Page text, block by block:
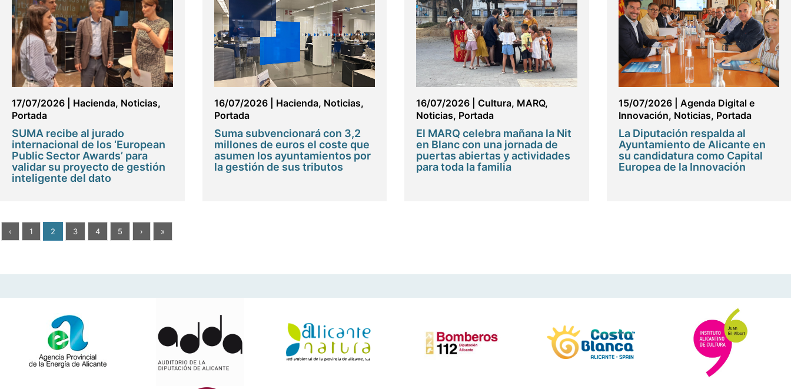
17/07/2026 Hacienda, Noticias,
Portada
SUMA recibe al jurado
internacional de los ‘European
Public Sector Awards’ para
validar su proyecto de gestión
inteligente del dato
16/07/2026| Hacienda, Noticias,
Portada
Suma subvencionará con 3,2
millones de euros el coste que
asumen los ayuntamientos por
la gestión de sus tributos
16/07/2026 Cultura, MARQ,
Noticias, Portada
El MARQ celebra mañana la Nit
en Blanc con una jornada de
puertas abiertas y actividades
para toda la familia
15/07/2026| Agenda Digital e
Innovación, Noticias, Portada
La Diputación respalda al
Ayuntamiento de Alicante en
su candidatura como Capital
Europea de la Innovación
‹ 1 2 3 4 5 › »